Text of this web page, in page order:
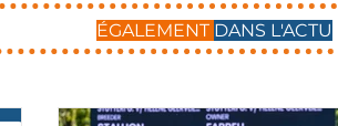
ÉGALEMENT DANS L'ACTU